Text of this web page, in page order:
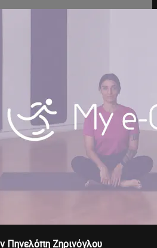
Πηνελόπη Ζηρινόγλου